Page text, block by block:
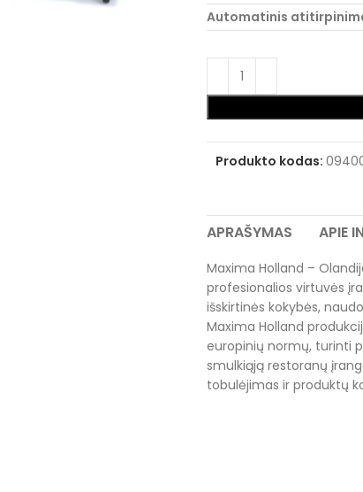
Automatinis
Produkto kodas:
APRAŠYMAS APIE
Maxima Holland –
profesionalios virtuvės
išskirtinės kokybės,
Maxima Holland
europinių normų, turinti
smulkiąją restoranų
tobulėjimas ir produktų